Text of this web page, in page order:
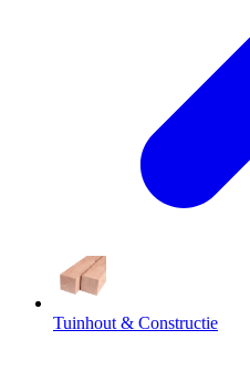
Tuinhout & Constructie